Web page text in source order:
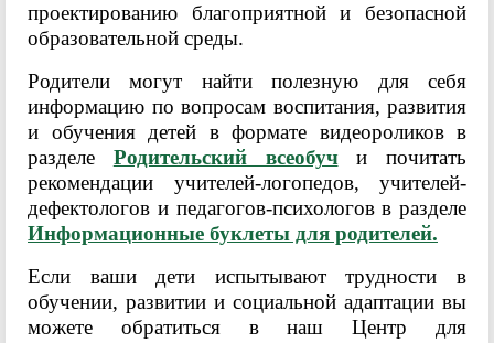
проектированию благоприятной и безопасной
образовательной среды.
Родители могут найти полезную для себя
информацию по вопросам воспитания, развития
и обучения детей в формате видеороликов в
разделе Родительский всеобучи почитать
рекомендации учителей-логопедов, учителей-
дефектологов и педагогов-психологов в разделе
Информационные буклеты для родителей.
Если ваши дети испытывают трудности в
обучении, развитии и социальной адаптации вы
можете обратиться в наш Центр для